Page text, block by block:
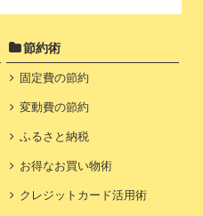
節約術
固定費の節約
変動費の節約
ふるさと納税
お得なお買い物術
クレジットカード活用術